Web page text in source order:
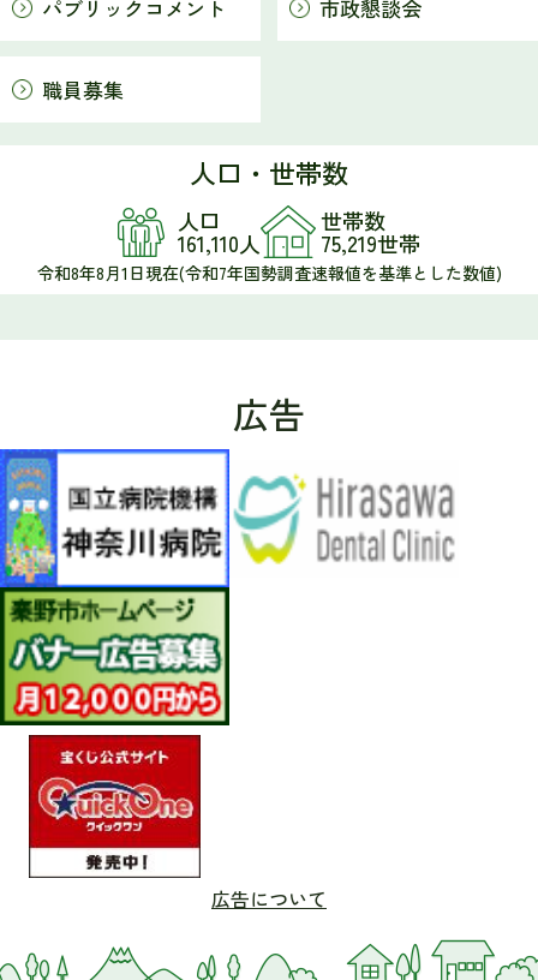
2026年07月31日
広報はだの 令和8年8月1日号
2026年07月31日
ピースキャンドルナイト
2026年07月31日
福祉事業所合同説明会と就職フェア
パブリックコメント 市政懇談会
職員募集
人口・世帯数
人口
161,110人
世帯数
75,219世帯
令和8年8月1日現在(令和7年国勢調査速報値を基準とした数値)
広告
広告について